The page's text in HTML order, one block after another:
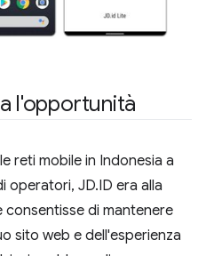
l'opportunità
reti mobile in Indonesia a
operatori, JD.ID era alla
consentisse di mantenere
sito web e dell'esperienza